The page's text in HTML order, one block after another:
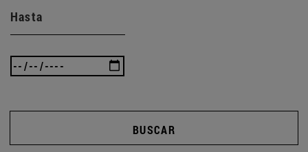
Hasta
BUSCAR